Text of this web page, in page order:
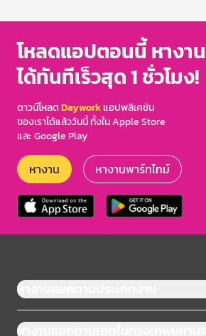
โหลดแอปตอนนี้ หางาน
ได้ทันทีเร็วสุด 1 ชั่วโมง!
ดาวน์โหลดDayworkแอปพลิเคชัน
ของเราได้แล้ววันนี้ ทั้งใน Apple Store
และ Google Play
หางาน หางานพาร์ทไทม์
หางานแยกตามประเภทงาน
หางานแยกตามเขตในกรุงเทพมหานคร